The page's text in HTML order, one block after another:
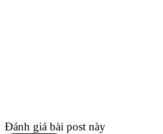
Đánh giá bài post này